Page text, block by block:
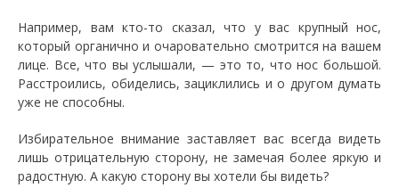
Например, вам кто-то сказал, что у вас крупный нос,
который органично и очаровательно смотрится на вашем
лице. Все, что вы услышали, — это то, что нос большой.
Расстроились, обиделись, зациклились и о другом думать
уже не способны.
Избирательное внимание заставляет вас всегда видеть
лишь отрицательную сторону, не замечая более яркую и
радостную. А какую сторону вы хотели бы видеть?